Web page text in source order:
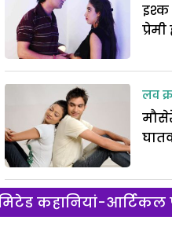
इश्क
लव
लव
कहानियां-